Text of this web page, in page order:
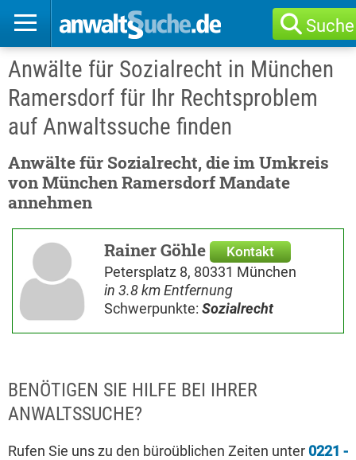
Suche
Anwälte für Sozialrecht in München
Ramersdorf für Ihr Rechtsproblem
auf Anwaltssuche finden
Anwälte für Sozialrecht, die im Umkreis
von München Ramersdorf Mandate
annehmen
Rainer Göhle Kontakt
Petersplatz 8, 80331 München
in 3.8 km Entfernung
Schwerpunkte: Sozialrecht
BENÖTIGEN SIE HILFE BEI IHRER
ANWALTSSUCHE?
Rufen Sie uns zu den büroüblichen Zeiten unter 0221 -